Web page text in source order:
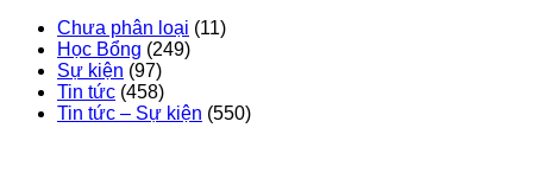
Chưa phân loại (11)
Học Bổng (249)
Sự kiện (97)
Tin tức (458)
Tin tức – Sự kiện (550)